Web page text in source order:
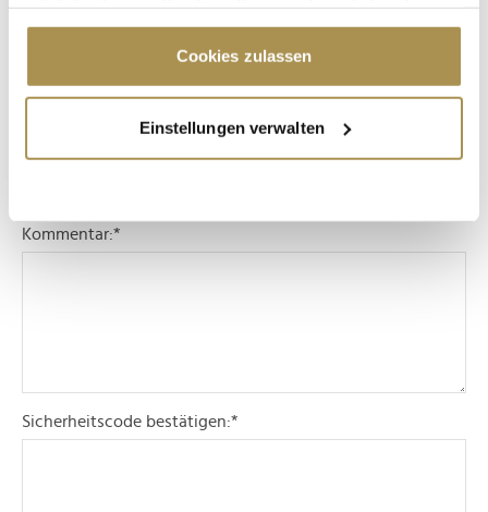
Cookie-Erklärung oder durch Klicken auf das Privacy
Trigger Symbol ändern oder widerrufen
Informationen über Ihre geografische Lage
erfassen, welche bis auf einige Meter genau sein
bestimmten Merkmalen (Fingerprinting) identifizieren
zu können und die Zugriffe auf unsere Website zu
Cookies zulassen
Einstellungen verwalten
Kommentar veröffentlichen
Kommentar:*
Sicherheitscode bestätigen:*